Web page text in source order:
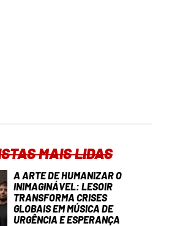
MAIS LIDAS
A ARTE DE HUMANIZAR O
INIMAGINÁVEL: LESOIR
TRANSFORMA CRISES
GLOBAIS EM MÚSICA DE
URGÊNCIA E ESPERANÇA